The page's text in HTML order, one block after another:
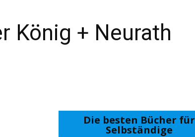
König + Neurath
Die besten Bücher für
Selbständige